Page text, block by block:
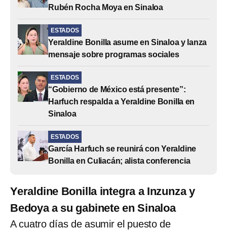
Rubén Rocha Moya en Sinaloa
ESTADOS
Yeraldine Bonilla asume en Sinaloa y lanza
mensaje sobre programas sociales
ESTADOS
“Gobierno de México está presente”:
Harfuch respalda a Yeraldine Bonilla en
Sinaloa
ESTADOS
García Harfuch se reunirá con Yeraldine
Bonilla en Culiacán; alista conferencia
Yeraldine Bonilla integra a Inzunza y
Bedoya a su gabinete en Sinaloa
A cuatro días de asumir el puesto de